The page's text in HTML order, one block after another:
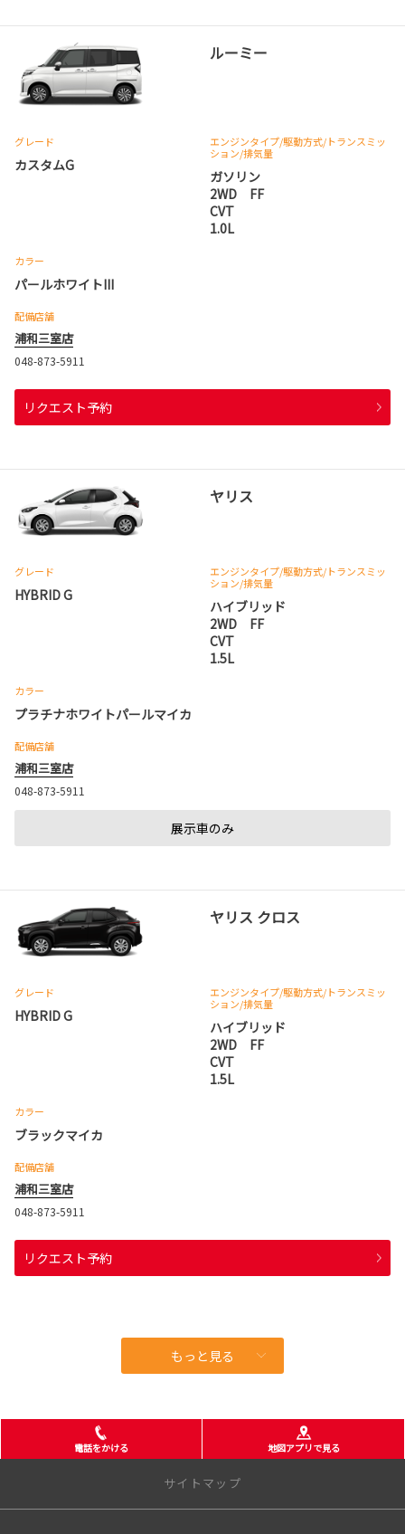
ルーミー
グレード
カスタムG
エンジンタイプ/駆動方式/トランスミッ
ション/排気量
ガソリン
2WD FF
CVT
1.0L
カラー
パールホワイトIII
配備店舗
浦和三室店
048-873-5911
リクエスト予約
ヤリス
グレード
HYBRID G
エンジンタイプ/駆動方式/トランスミッ
ション/排気量
ハイブリッド
2WD FF
CVT
1.5L
カラー
プラチナホワイトパールマイカ
配備店舗
浦和三室店
048-873-5911
展示車のみ
ヤリス クロス
グレード
HYBRID G
エンジンタイプ/駆動方式/トランスミッ
ション/排気量
ハイブリッド
2WD FF
CVT
1.5L
カラー
ブラックマイカ
配備店舗
浦和三室店
048-873-5911
リクエスト予約
もっと見る
電話をかける 地図アプリで見る
サイトマップ